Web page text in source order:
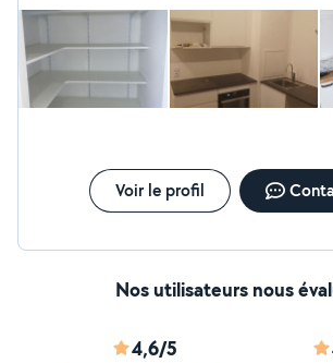
Voir le profil
Nos utilisateurs nous
4,6/5